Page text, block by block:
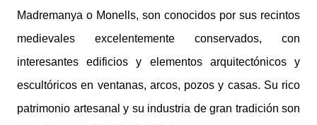
Madremanya o Monells, son conocidos por sus recintos
medievales excelentemente conservados, con
interesantes edificios y elementos arquitectónicos y
escultóricos en ventanas, arcos, pozos y casas. Su rico
patrimonio artesanal y su industria de gran tradición son